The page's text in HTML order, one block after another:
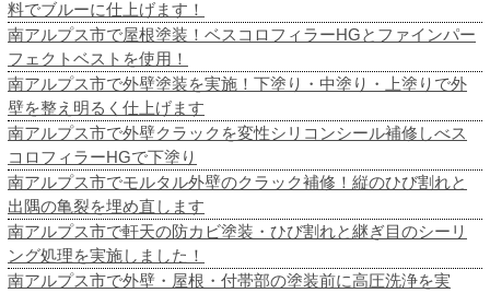
料でブルーに仕上げます！
南アルプス市で屋根塗装！ベスコロフィラーHGとファインパー
フェクトベストを使用！
南アルプス市で外壁塗装を実施！下塗り・中塗り・上塗りで外
壁を整え明るく仕上げます
南アルプス市で外壁クラックを変性シリコンシール補修しべス
コロフィラーHGで下塗り
南アルプス市でモルタル外壁のクラック補修！縦のひび割れと
出隅の亀裂を埋め直します
南アルプス市で軒天の防カビ塗装・ひび割れと継ぎ目のシーリ
ング処理を実施しました！
南アルプス市で外壁・屋根・付帯部の塗装前に高圧洗浄を実